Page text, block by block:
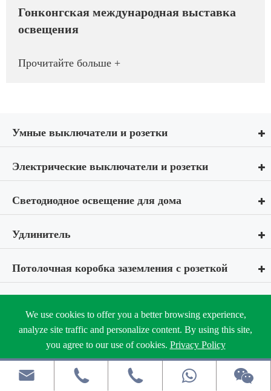
Гонконгская международная выставка
освещения
Прочитайте больше +
Умные выключатели и розетки
Электрические выключатели и розетки
Светодиодное освещение для дома
Удлинитель
Потолочная коробка заземления с розеткой
Электрический распределительный щит
Настенный вытяжной вентилятор
  
We use cookies to offer you a better browsing experience,
analyze site traffic and personalize content. By using this site,
you agree to our use of cookies. Privacy Policy